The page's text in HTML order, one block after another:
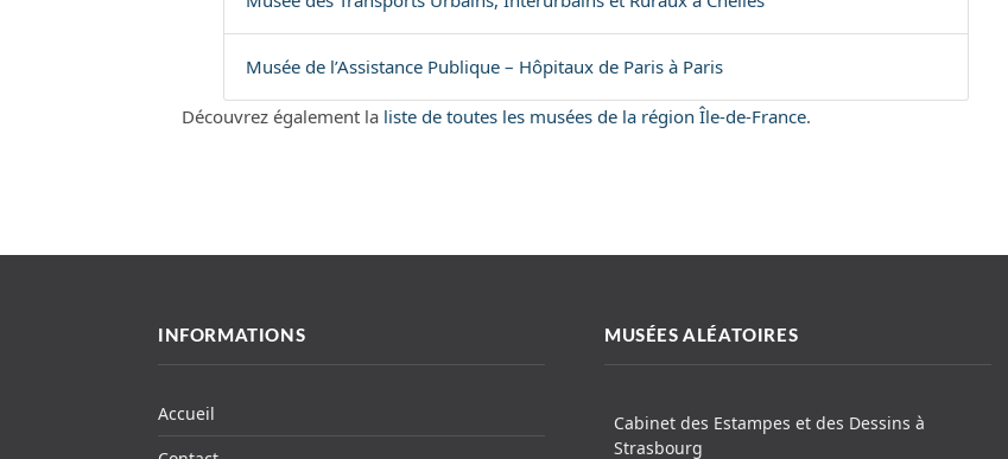
Musée de l’Assistance Publique – Hôpitaux de Paris à Paris
Découvrez également la liste de toutes les musées de la région Île-de-France.
INFORMATIONS
Accueil
MUSÉES ALÉATOIRES
Cabinet des Estampes et des Dessins à
Strasbourg